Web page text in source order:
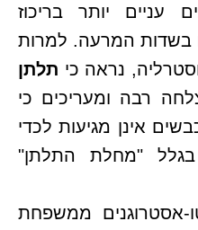
עניים יותר בריכוז
בשדות המרעה. למרות
נראה כי תלתן
רבה ומעריכים כי
אינן מגיעות לכדי
"מחלת התלתן"
אסטרוגנים ממשפחת